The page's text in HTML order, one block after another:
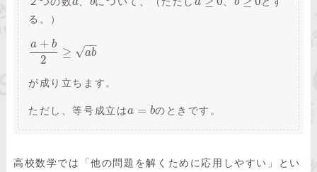
る。）
a + b
2
≥ ab
−−
√
が成り立ちます。
ただし、等号成立はa = bのときです。
高校数学では「他の問題を解くために応用しやすい」とい